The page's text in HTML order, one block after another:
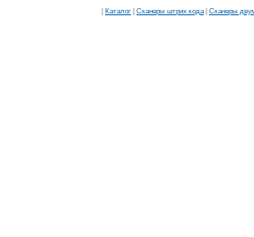
Каталог Сканеры штрих кода| Сканеры